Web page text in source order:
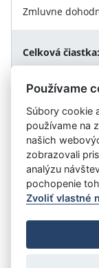
Zmluvne
Celková čiastka:
Návrat späť
Vystavil:
Úrad vlády SR
Prehlásenie o
Nastavenia cookies
Používame
Súbory cookie
používame na
našich
zobrazovali
analýzu
pochopenie
Zvoliť vlastné